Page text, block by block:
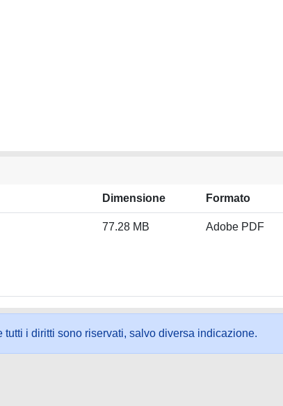
Dimensione Formato
77.28 MB Adobe PDF
tutti i diritti sono riservati, salvo diversa indicazione.